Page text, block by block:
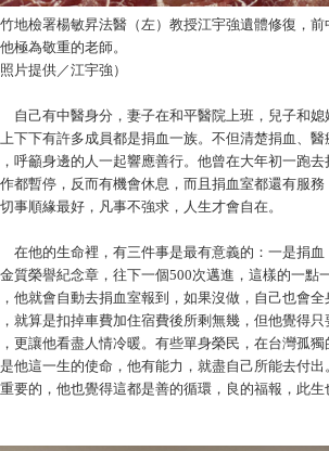
地檢署楊敏昇法醫（左）教授江宇強遺體修復，
極為敬重的老師。
片提供／江宇強）
有中醫身分，妻子在和平醫院上班，兒子和媳
下下有許多成員都是捐血一族。不但清楚捐血、
呼籲身邊的人一起響應善行。他曾在大年初一跑
都暫停，反而有機會休息，而且捐血室都還有服
事順緣最好，凡事不強求，人生才會自在。
的生命裡，有三件事是最有意義的：一是捐血
質榮譽紀念章，往下一個500次邁進，這樣的一
他就會自動去捐血室報到，如果沒做，自己也會
就算是扣掉車費加住宿費後所剩無幾，但他覺得
更讓他看盡人情冷暖。有些單身榮民，在台灣孤
他這一生的使命，他有能力，就盡自己所能去付
要的，他也覺得這都是善的循環，良的福報，此生